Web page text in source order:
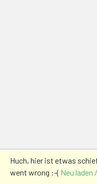
Huch, hier ist etwas
went wrong :-( Neu laden